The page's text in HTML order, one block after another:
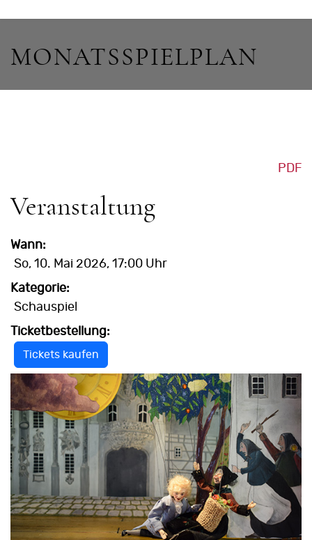
MONATSSPIELPLAN
PDF
Veranstaltung
Wann:
So, 10. Mai 2026, 17:00 Uhr
Kategorie:
Schauspiel
Ticketbestellung:
Tickets kaufen